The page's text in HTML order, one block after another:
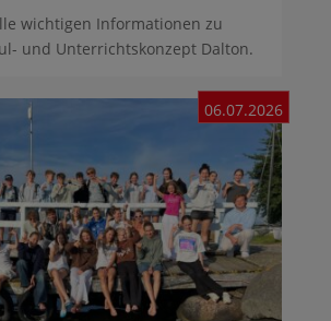
wichtigen Informationen zu
und Unterrichtskonzept Dalton.
06.07.2026